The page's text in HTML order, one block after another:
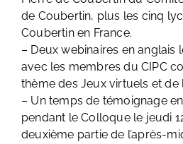
de Coubertin, plus les cinq
Coubertin en France.
– Deux webinaires en anglais
avec les membres du CIPC
thème des Jeux virtuels et de
– Un temps de témoignage
pendant le Colloque le jeudi
deuxième partie de l’après-